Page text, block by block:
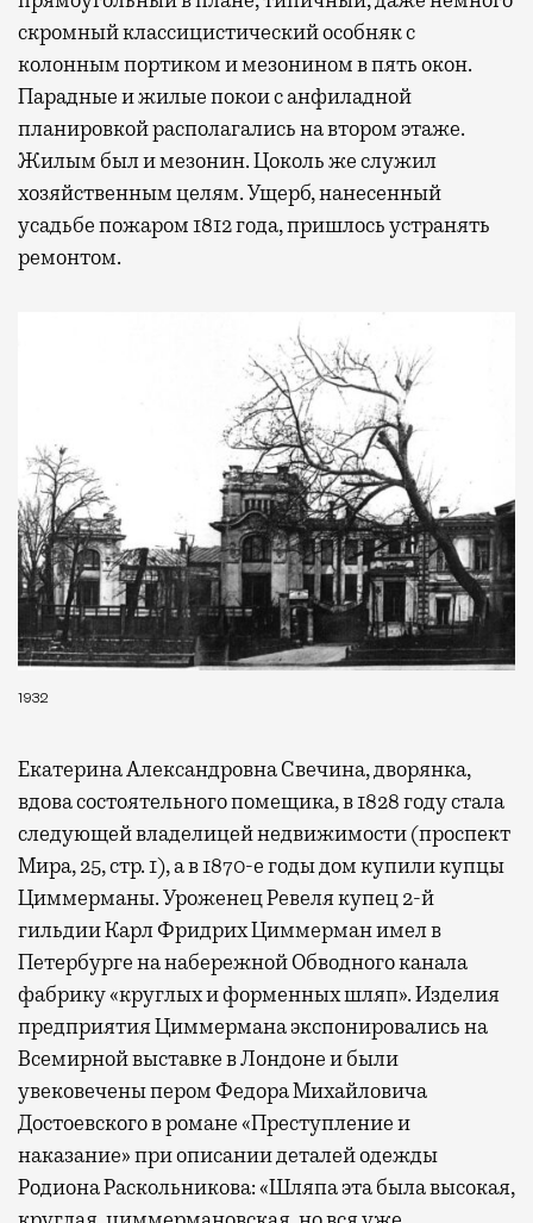
скромный классицистический особняк с
колонным портиком и мезонином в пять окон.
Парадные и жилые покои с анфиладной
планировкой располагались на втором этаже.
Жилым был и мезонин. Цоколь же служил
хозяйственным целям. Ущерб, нанесенный
усадьбе пожаром 1812 года, пришлось устранять
ремонтом.
1932
Екатерина Александровна Свечина, дворянка,
вдова состоятельного помещика, в 1828 году стала
следующей владелицей недвижимости (проспект
Мира, 25, стр. 1), а в 1870-е годы дом купили купцы
Циммерманы. Уроженец Ревеля купец 2-й
гильдии Карл Фридрих Циммерман имел в
Петербурге на набережной Обводного канала
фабрику «круглых и форменных шляп». Изделия
предприятия Циммермана экспонировались на
Всемирной выставке в Лондоне и были
увековечены пером Федора Михайловича
Достоевского в романе «Преступление и
наказание» при описании деталей одежды
Родиона Раскольникова: «Шляпа эта была высокая,